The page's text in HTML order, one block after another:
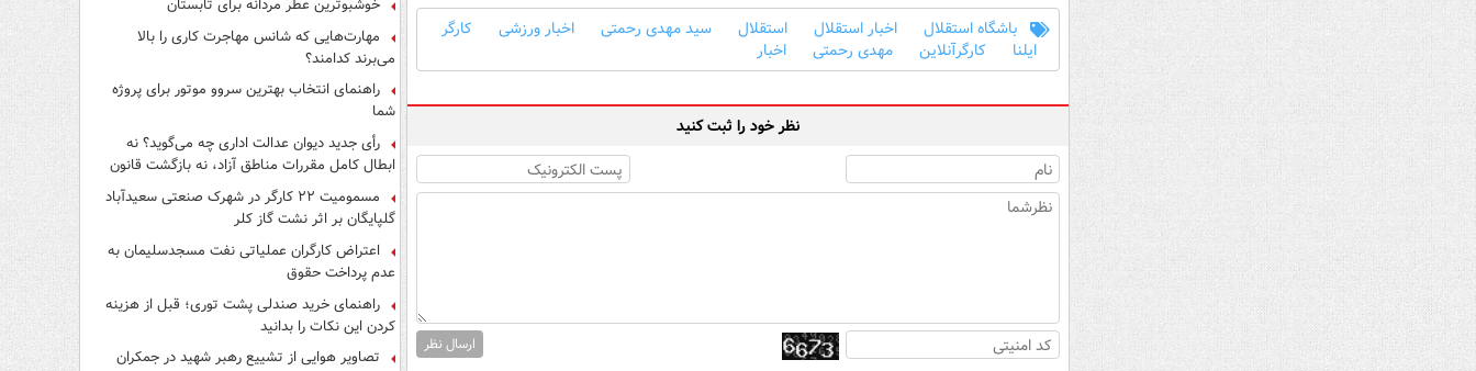
باشگاه استقلال اخبار استقلال استقلال سید مهدی رحمتی اخبار ورزشی
کارگر
ایلنا
کارگرآنلاین مهدی رحمتی اخبار
نظر خود را ثبت کنید
ارسال نظر
خوشبوترین عطر مردانه برای تابستان
مهارت‌هایی که شانس مهاجرت کاری را بالا
می‌برند کدامند؟
راهنمای انتخاب بهترین سروو موتور برای پروژه
شما
رأی جدید دیوان عدالت اداری چه می‌گوید؟ نه
ابطال کامل مقررات مناطق آزاد، نه بازگشت قانون
مسمومیت ۲۲ کارگر در شهرک صنعتی سعیدآباد
گلپایگان بر اثر نشت گاز کلر
اعتراض کارگران عملیاتی نفت مسجدسلیمان به
عدم پرداخت حقوق
راهنمای خرید صندلی پشت توری؛ قبل از هزینه
کردن این نکات را بدانید
تصاویر هوایی از تشییع رهبر شهید در جمکران